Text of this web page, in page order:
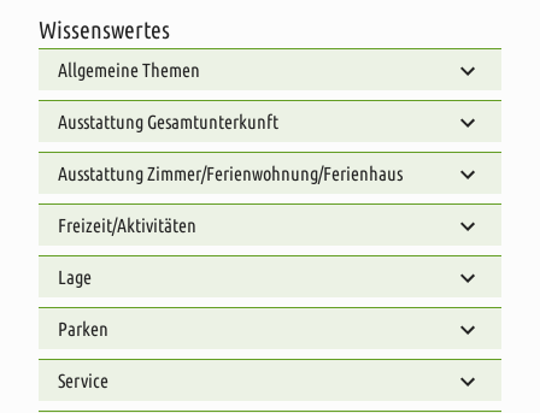
Wissenswertes
Allgemeine Themen
Ausstattung Gesamtunterkunft
Ausstattung Zimmer/Ferienwohnung/Ferienhaus
Freizeit/Aktivitäten
Lage
Parken
Service